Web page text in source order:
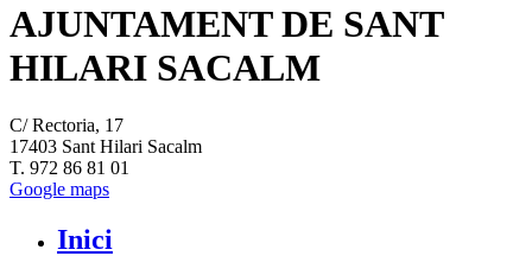
AJUNTAMENT DE SANT
HILARI SACALM
C/ Rectoria, 17
17403 Sant Hilari Sacalm
T. 972 86 81 01
Google maps
Inici